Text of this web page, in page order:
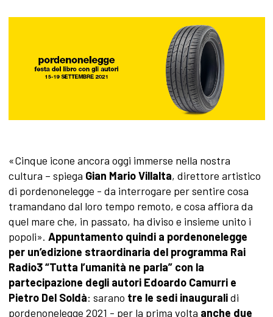
«Cinque icone ancora oggi immerse nella nostra
cultura – spiega Gian Mario Villalta, direttore artistico
di pordenonelegge - da interrogare per sentire cosa
tramandano dal loro tempo remoto, e cosa affiora da
quel mare che, in passato, ha diviso e insieme unito i
popoli». Appuntamento quindi a pordenonelegge
per un’edizione straordinaria del programma Rai
Radio3 “Tutta l’umanità ne parla” con la
partecipazione degli autori Edoardo Camurri e
Pietro Del Soldà: sarano tre le sedi inauguralidi
pordenonelegge 2021 - per la prima volta anche due